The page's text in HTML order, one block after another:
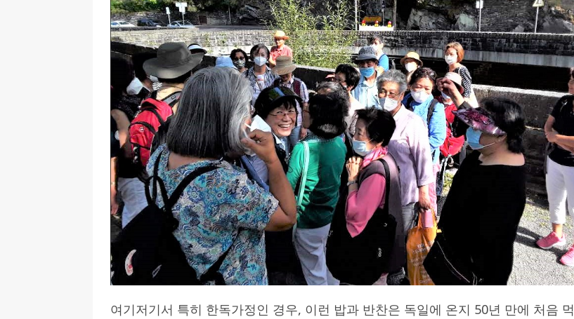
여기저기서 특히 한독가정인 경우, 이런 밥과 반찬은 독일에 온지 50년 만에 처음 먹